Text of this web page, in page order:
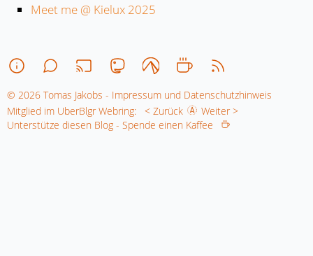
Meet me @ Kielux 2025
© 2026 Tomas Jakobs - Impressum und Datenschutzhinweis
Mitglied im UberBlgr Webring:
< Zurück
Weiter >
Unterstütze diesen Blog - Spende einen Kaffee